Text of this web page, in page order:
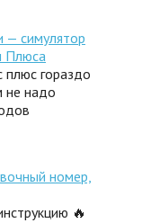
— симулятор
Плюса
плюс гораздо
не надо
номер,
🔥